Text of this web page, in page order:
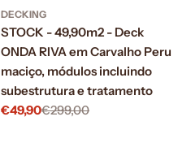
DECKING
STOCK - 49,90m2 - Deck
ONDA RIVA em Carvalho Peru
maciço, módulos incluindo
subestrutura e tratamento
Prezzo
€49,90
Prezzo€299,00